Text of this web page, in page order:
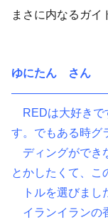
まさに内なるガイ
ゆにたん さん
REDは大好きで
す。でもある時グ
ディングができ
とかしたくて、こ
トルを選びまし
イランイランの